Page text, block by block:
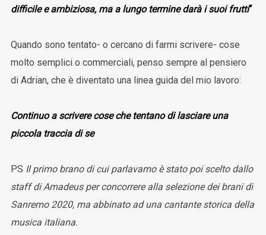
difficile e ambiziosa, ma a lungo termine darà i suoi frutti“
Quando sono tentato- o cercano di farmi scrivere- cose
molto semplici o commerciali, penso sempre al pensiero
di Adrian, che è diventato una linea guida del mio lavoro:
Continuo a scrivere cose che tentano di lasciare una
piccola traccia di se
PS Il primo brano di cui parlavamo è stato poi scelto dallo
staff di Amadeus per concorrere alla selezione dei brani di
Sanremo 2020, ma abbinato ad una cantante storica della
musica italiana.